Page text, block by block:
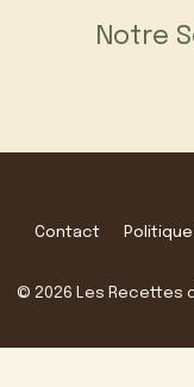
Notre
Contact
© 2026 Les Recettes